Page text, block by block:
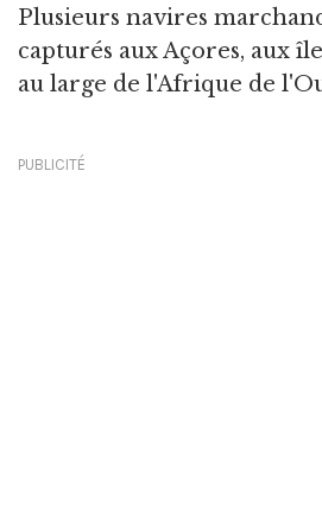
Plusieurs navires
capturés aux Açores, aux
au large de l'Afrique de
PUBLICITÉ